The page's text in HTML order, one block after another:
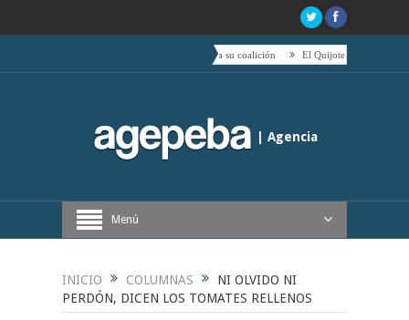
hacia el centro es acompañado por toda su coalición El Quijote, tetas, timbales y café
| Agencia
Periodística de Buenos Aires
Menú
INICIO COLUMNAS
NI OLVIDO NI
PERDÓN, DICEN LOS TOMATES RELLENOS